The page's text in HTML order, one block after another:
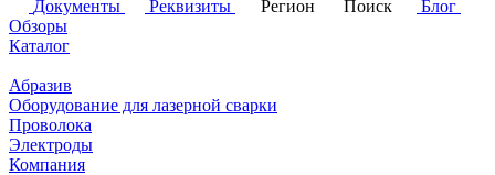
Документы
Реквизиты Регион Поиск
Блог
Обзоры
Каталог
Абразив
Оборудование для лазерной сварки
Проволока
Электроды
Компания